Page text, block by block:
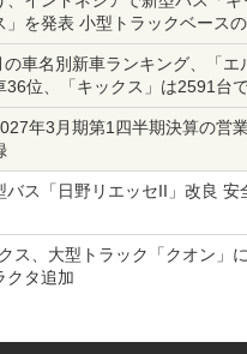
」を発表 小型トラックベース
の車名別新車ランキング、「エ
36位、「キックス」は2591台
年3月期第1四半期決算の営
バス「日野リエッセII」改良 安
ス、大型トラック「クオン」
クタ追加